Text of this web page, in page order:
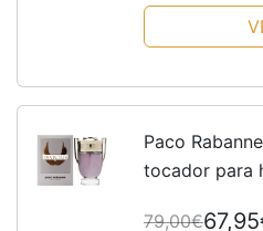
Paco
tocador para
79,00€